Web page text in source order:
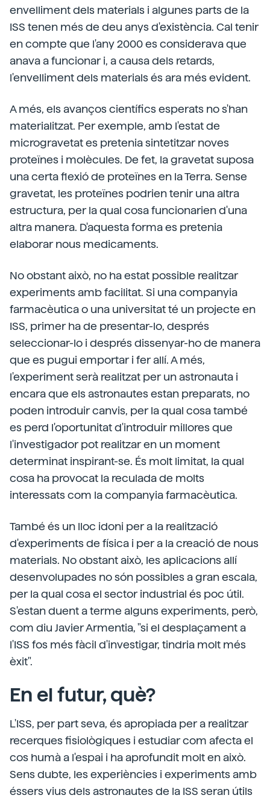
envelliment dels materials i algunes parts de la
ISS tenen més de deu anys d'existència. Cal tenir
en compte que l'any 2000 es considerava que
anava a funcionar i, a causa dels retards,
l'envelliment dels materials és ara més evident.
A més, els avanços científics esperats no s'han
materialitzat. Per exemple, amb l'estat de
microgravetat es pretenia sintetitzar noves
proteïnes i molècules. De fet, la gravetat suposa
una certa flexió de proteïnes en la Terra. Sense
gravetat, les proteïnes podrien tenir una altra
estructura, per la qual cosa funcionarien d'una
altra manera. D'aquesta forma es pretenia
elaborar nous medicaments.
No obstant això, no ha estat possible realitzar
experiments amb facilitat. Si una companyia
farmacèutica o una universitat té un projecte en
ISS, primer ha de presentar-lo, després
seleccionar-lo i després dissenyar-ho de manera
que es pugui emportar i fer allí. A més,
l'experiment serà realitzat per un astronauta i
encara que els astronautes estan preparats, no
poden introduir canvis, per la qual cosa també
es perd l'oportunitat d'introduir millores que
l'investigador pot realitzar en un moment
determinat inspirant-se. És molt limitat, la qual
cosa ha provocat la reculada de molts
interessats com la companyia farmacèutica.
També és un lloc idoni per a la realització
d'experiments de física i per a la creació de nous
materials. No obstant això, les aplicacions allí
desenvolupades no són possibles a gran escala,
per la qual cosa el sector industrial és poc útil.
S'estan duent a terme alguns experiments, però,
com diu Javier Armentia, "si el desplaçament a
l'ISS fos més fàcil d'investigar, tindria molt més
èxit".
En el futur, què?
L'ISS, per part seva, és apropiada per a realitzar
recerques fisiològiques i estudiar com afecta el
cos humà a l'espai i ha aprofundit molt en això.
Sens dubte, les experiències i experiments amb
éssers vius dels astronautes de la ISS seran útils